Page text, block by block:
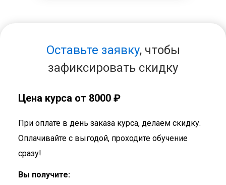
Оставьте заявку, чтобы
зафиксировать скидку
Цена курса от 8000 ₽
При оплате в день заказа курса, делаем скидку.
Оплачивайте с выгодой, проходите обучение
сразу!
Вы получите: